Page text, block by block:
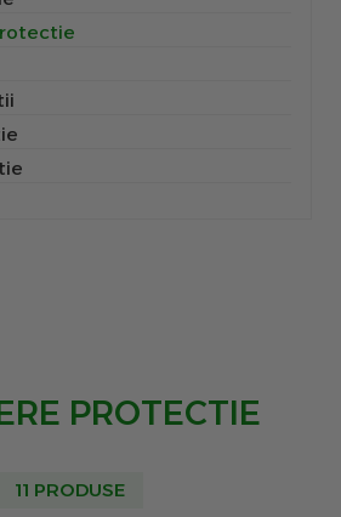
PROTECTIE
11 PRODUSE